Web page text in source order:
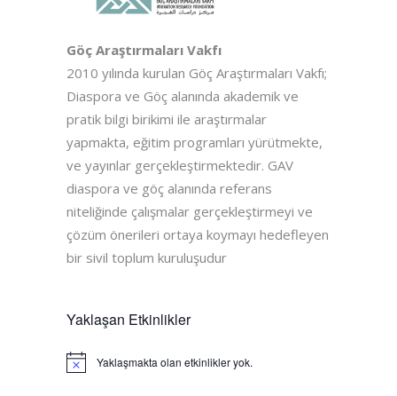
Göç Araştırmaları Vakfı
2010 yılında kurulan Göç Araştırmaları Vakfı;
Diaspora ve Göç alanında akademik ve
pratik bilgi birikimi ile araştırmalar
yapmakta, eğitim programları yürütmekte,
ve yayınlar gerçekleştirmektedir. GAV
diaspora ve göç alanında referans
niteliğinde çalışmalar gerçekleştirmeyi ve
çözüm önerileri ortaya koymayı hedefleyen
bir sivil toplum kuruluşudur
Yaklaşan Etkinlikler
Notice Yaklaşmakta olan etkinlikler yok.